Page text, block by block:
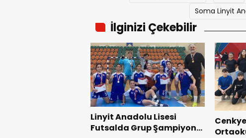
Soma Linyit
İlginizi Çekebilir
Linyit Anadolu Lisesi
Futsalda Grup Şampiyonu